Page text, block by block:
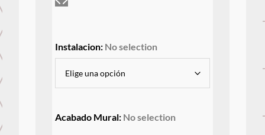
Instalacion: No selection
Acabado Mural: No selection